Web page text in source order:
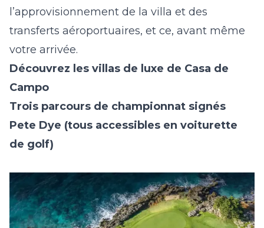
l’approvisionnement de la villa et des
transferts aéroportuaires, et ce, avant même
votre arrivée.
Découvrez les villas de luxe de Casa de
Campo
Trois parcours de championnat signés
Pete Dye (tous accessibles en voiturette
de golf)